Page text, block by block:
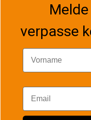
verpasse
Vorname
Email